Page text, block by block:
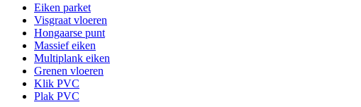
Eiken parket
Visgraat vloeren
Hongaarse punt
Massief eiken
Multiplank eiken
Grenen vloeren
Klik PVC
Plak PVC